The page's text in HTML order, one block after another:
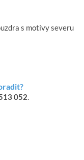
s motivy severu
052.